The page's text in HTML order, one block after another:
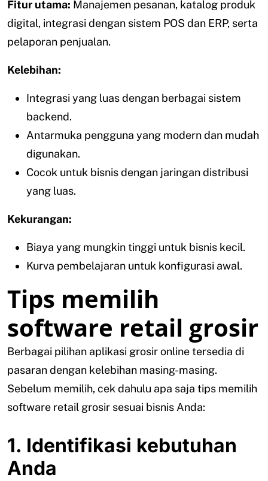
Fitur utama: Manajemen pesanan, katalog produk
digital, integrasi dengan sistem POS dan ERP, serta
pelaporan penjualan.
Kelebihan:
Integrasi yang luas dengan berbagai sistem
backend.
Antarmuka pengguna yang modern dan mudah
digunakan.
Cocok untuk bisnis dengan jaringan distribusi
yang luas.
Kekurangan:
Biaya yang mungkin tinggi untuk bisnis kecil.
Kurva pembelajaran untuk konfigurasi awal.
Tips memilih
software retail grosir
Berbagai pilihan aplikasi grosir online tersedia di
pasaran dengan kelebihan masing-masing.
Sebelum memilih, cek dahulu apa saja tips memilih
software retail grosir sesuai bisnis Anda:
1. Identifikasi kebutuhan
Anda